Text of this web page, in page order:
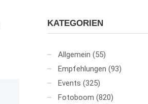
KATEGORIEN
Allgemein (55)
Empfehlungen (93)
Events (325)
Fotoboom (820)